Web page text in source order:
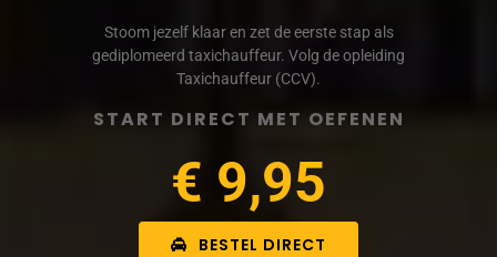
Stoom jezelf klaar en zet de eerste stap als
gediplomeerd taxichauffeur. Volg de opleiding
Taxichauffeur (CCV).
START DIRECT MET OEFENEN
€ 9,95
BESTEL DIRECT